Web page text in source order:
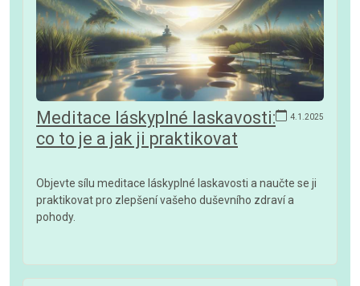
4.1.2025
Meditace láskyplné laskavosti:
co to je a jak ji praktikovat
Objevte sílu meditace láskyplné laskavosti a naučte se ji
praktikovat pro zlepšení vašeho duševního zdraví a
pohody.